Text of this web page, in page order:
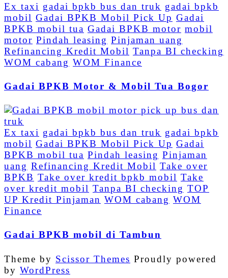
Ex taxi gadai bpkb bus dan truk gadai bpkb
mobil Gadai BPKB Mobil Pick Up Gadai
BPKB mobil tua Gadai BPKB motor mobil
motor Pindah leasing Pinjaman uang
Refinancing Kredit Mobil Tanpa BI checking
WOM cabang WOM Finance
Gadai BPKB Motor & Mobil Tua Bogor
Ex taxi gadai bpkb bus dan truk gadai bpkb
mobil Gadai BPKB Mobil Pick Up Gadai
BPKB mobil tua Pindah leasing Pinjaman
uang Refinancing Kredit Mobil Take over
BPKB Take over kredit bpkb mobil Take
over kredit mobil Tanpa BI checking TOP
UP Kredit Pinjaman WOM cabang WOM
Finance
Gadai BPKB mobil di Tambun
Theme by Scissor Themes Proudly powered
by WordPress